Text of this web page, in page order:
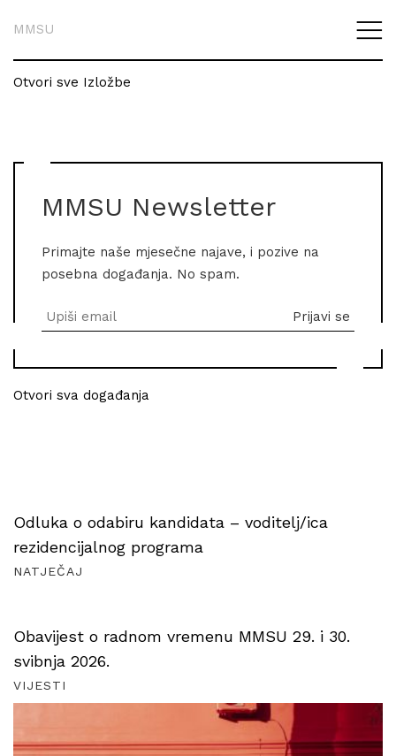
MMSU
Otvori sve Izložbe
MMSU Newsletter
Primajte naše mjesečne najave, i pozive na
posebna događanja. No spam.
Otvori sva događanja
Odluka o odabiru kandidata – voditelj/ica
rezidencijalnog programa
NATJEČAJ
Obavijest o radnom vremenu MMSU 29. i 30.
svibnja 2026.
VIJESTI